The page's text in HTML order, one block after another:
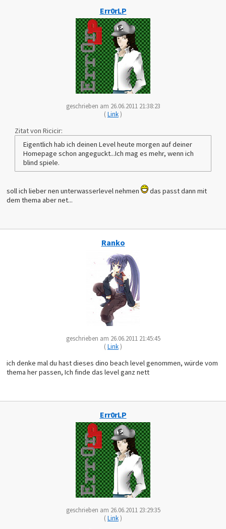
Err0rLP
geschrieben am 26.06.2011 21:38:23
(Link)
Zitat von Ricicir:
Eigentlich hab ich deinen Level heute morgen auf deiner
Homepage schon angeguckt...Ich mag es mehr, wenn ich
blind spiele.
soll ich lieber nen unterwasserlevel nehmen
das passt dann mit
dem thema aber net...
Ranko
geschrieben am 26.06.2011 21:45:45
(Link)
ich denke mal du hast dieses dino beach level genommen, würde vom
thema her passen, Ich finde das level ganz nett
Err0rLP
geschrieben am 26.06.2011 23:29:35
(Link)